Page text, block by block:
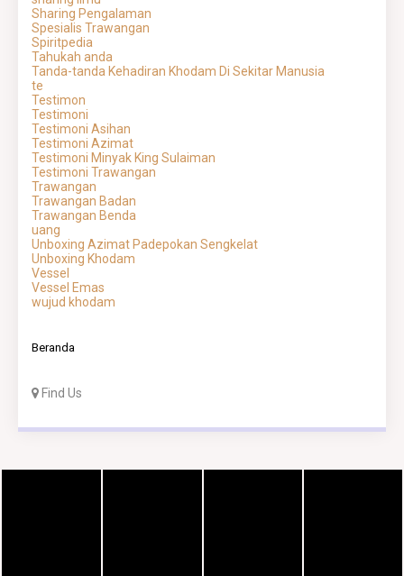
Sharing Pengalaman
Spesialis Trawangan
Spiritpedia
Tahukah anda
Tanda-tanda Kehadiran Khodam Di Sekitar Manusia
te
Testimon
Testimoni
Testimoni Asihan
Testimoni Azimat
Testimoni Minyak King Sulaiman
Testimoni Trawangan
Trawangan
Trawangan Badan
Trawangan Benda
uang
Unboxing Azimat Padepokan Sengkelat
Unboxing Khodam
Vessel
Vessel Emas
wujud khodam
Beranda
Find Us